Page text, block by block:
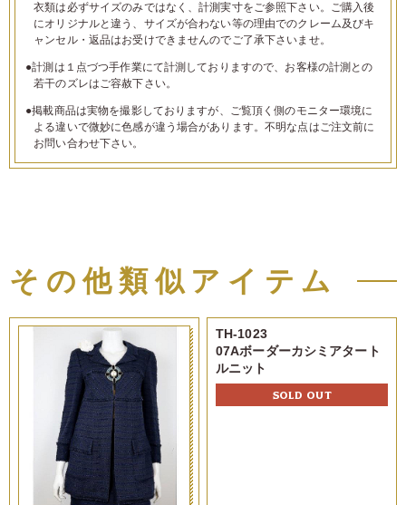
衣類は必ずサイズのみではなく、計測実寸をご参照下さい。ご購入後
にオリジナルと違う、サイズが合わない等の理由でのクレーム及びキ
ャンセル・返品はお受けできませんのでご了承下さいませ。
●計測は１点づつ手作業にて計測しておりますので、お客様の計測との
若干のズレはご容赦下さい。
●掲載商品は実物を撮影しておりますが、ご覧頂く側のモニター環境に
よる違いで微妙に色感が違う場合があります。不明な点はご注文前に
お問い合わせ下さい。
その他類似アイテム
TH-1023
07Aボーダーカシミアタート
ルニット
SOLD OUT